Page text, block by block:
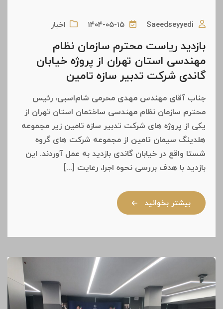
Saeedseyyedi ۱۴۰۴-۰۵-۱۵ اخبار
بازدید ریاست محترم سازمان نظام
مهندسی استان تهران از پروژه خیابان
گاندی شرکت تدبیر سازه تامین
جناب آقای مهندس مهدی محرمی شام‌اسبی، رئیس
محترم سازمان نظام مهندسی ساختمان استان تهران از
یکی از پروژه های شرکت تدبیر سازه تامین زیر مجموعه
هلدینگ سیمان تامین از مجموعه شرکت های گروه
شستا واقع در خیابان گاندی بازدید به عمل آوردند. این
بازدید با هدف بررسی نحوه اجرا، رعایت [...]
بیشتر بخوانید